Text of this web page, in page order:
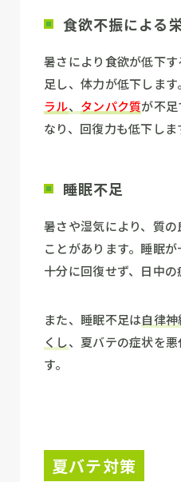
食欲不振による
暑さにより食欲が低下
足し、体力が低下します
ラル、 タンパク質が不足
なり、回復力も低下しま
睡眠不足
暑さや湿気により、質
ことがあります。睡眠
十分に回復せず、日中の
また、睡眠不足は自律
くし、夏バテの症状を
す。
夏バテ対策